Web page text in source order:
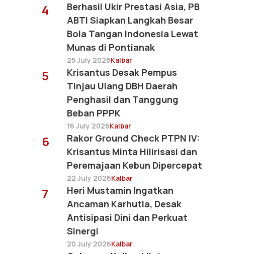
4
Berhasil Ukir Prestasi Asia, PB
ABTI Siapkan Langkah Besar
Bola Tangan Indonesia Lewat
Munas di Pontianak
25 July 2026Kalbar
5
Krisantus Desak Pempus
Tinjau Ulang DBH Daerah
Penghasil dan Tanggung
Beban PPPK
16 July 2026Kalbar
6
Rakor Ground Check PTPN IV:
Krisantus Minta Hilirisasi dan
Peremajaan Kebun Dipercepat
22 July 2026Kalbar
7
Heri Mustamin Ingatkan
Ancaman Karhutla, Desak
Antisipasi Dini dan Perkuat
Sinergi
20 July 2026Kalbar